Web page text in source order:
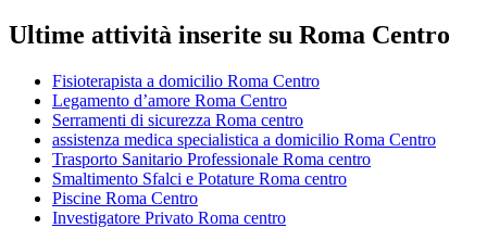
Ultime attività inserite su Roma Centro
Fisioterapista a domicilio Roma Centro
Legamento d’amore Roma Centro
Serramenti di sicurezza Roma centro
assistenza medica specialistica a domicilio Roma Centro
Trasporto Sanitario Professionale Roma centro
Smaltimento Sfalci e Potature Roma centro
Piscine Roma Centro
Investigatore Privato Roma centro